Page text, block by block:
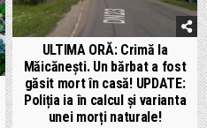
ULTIMA ORĂ: Crimă la
Măicănești. Un bărbat a fost
găsit mort în casă! UPDATE:
Poliția ia în calcul și varianta
unei morți naturale!